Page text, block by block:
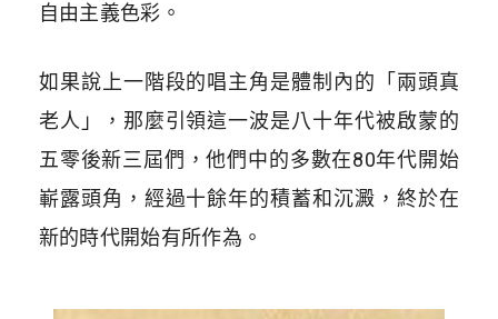
自由主義色彩。
如果說上一階段的唱主角是體制內的「兩頭真
老人」，那麼引領這一波是八十年代被啟蒙的
五零後新三屆們，他們中的多數在80年代開始
嶄露頭角，經過十餘年的積蓄和沉澱，終於在
新的時代開始有所作為。